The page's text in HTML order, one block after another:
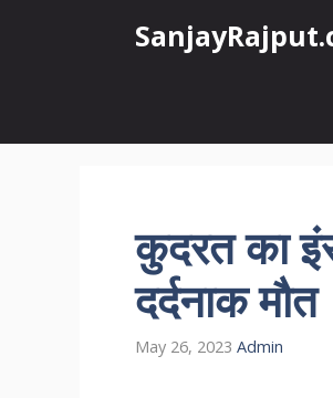
कुदरत का
दर्दनाक मौत
May 26, 2023 Admin